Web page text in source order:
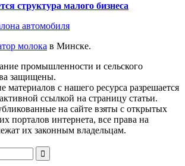
структура малого бизнеса
автомобиля
молока в Минске.
промышленности и сельского
защищены.
материалов с нашего ресурса разрешается
ссылкой на страницу статьи.
на сайте взяты с открытых
порталов интернета, все права на
их законным владельцам.